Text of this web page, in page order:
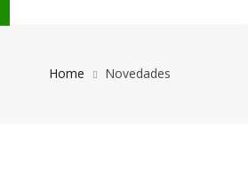
Home Novedades